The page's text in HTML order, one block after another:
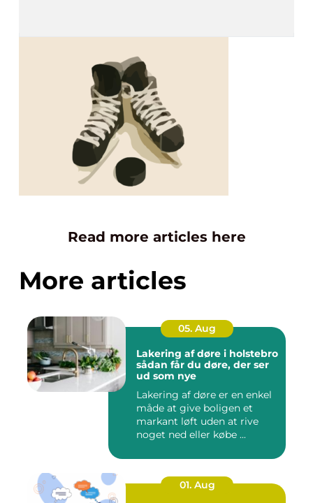
Read more articles here
More articles
05. Aug
Lakering af døre i holstebro
sådan får du døre, der ser
ud som nye
Lakering af døre er en enkel
måde at give boligen et
markant løft uden at rive
noget ned eller købe ...
01. Aug